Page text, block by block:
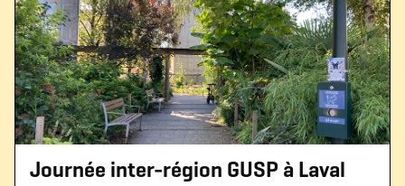
Journée inter-région GUSP à Laval